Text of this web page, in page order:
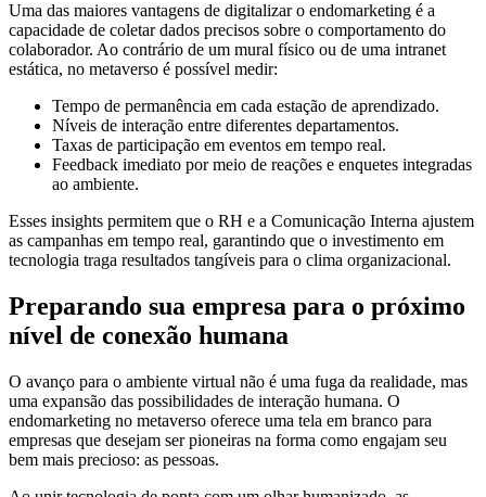
Uma das maiores vantagens de digitalizar o endomarketing é a
capacidade de coletar dados precisos sobre o comportamento do
colaborador. Ao contrário de um mural físico ou de uma intranet
estática, no metaverso é possível medir:
Tempo de permanência em cada estação de aprendizado.
Níveis de interação entre diferentes departamentos.
Taxas de participação em eventos em tempo real.
Feedback imediato por meio de reações e enquetes integradas
ao ambiente.
Esses insights permitem que o RH e a Comunicação Interna ajustem
as campanhas em tempo real, garantindo que o investimento em
tecnologia traga resultados tangíveis para o clima organizacional.
Preparando sua empresa para o próximo
nível de conexão humana
O avanço para o ambiente virtual não é uma fuga da realidade, mas
uma expansão das possibilidades de interação humana. O
endomarketing no metaverso oferece uma tela em branco para
empresas que desejam ser pioneiras na forma como engajam seu
bem mais precioso: as pessoas.